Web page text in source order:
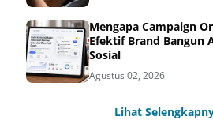
Mengapa Campaign
Efektif Brand Bangun
Sosial
Agustus 02, 2026
Lihat